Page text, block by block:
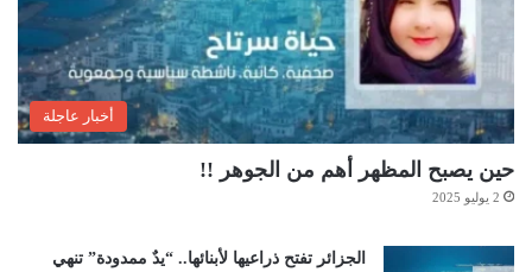
أخبار عاجلة
حين يصبح المظهر أهم من الجوهر !!
2 يوليو 2025
الجزائر تفتح ذراعيها لأبنائها.. “يدٌ ممدودة” تنهي